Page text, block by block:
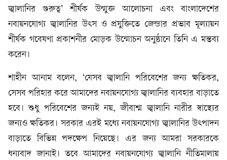
জ্বালানির গুরুত্ব’ শীর্ষক উন্মুক্ত আলোচনা এবং বাংলাদেশের
নবায়নযোগ্য জ্বালানির উৎস ও প্রযুক্তিতে জেন্ডার প্রভাব মূল্যায়ন
শীর্ষক গবেষণা প্রকাশনীর মোড়ক উন্মোচন অনুষ্ঠানে তিনি এ মন্তব্য
করেন।
শাহীন আনাম বলেন, ‘যেসব জ্বালানি পরিবেশের জন্য ক্ষতিকর,
সেসব পরিহার করে আমাদের নবায়নযোগ্য জ্বালানির ব্যবহার বাড়াতে
হবে। শুধু পরিবেশের জন্যই নয়, জীবাশ্ম জ্বালানি নারীর স্বাস্থ্যের
জন্যও ক্ষতিকর। সরকার এরই মধ্যে নবায়নযোগ্য জ্বালানির উৎপাদন
বাড়াতে বিভিন্ন পদক্ষেপ নিয়েছে। এর জন্য আমরা সরকারকে
ধন্যবাদ জানাই। তবে আমাদের নবায়নযোগ্য জ্বালানি নীতিমালায়